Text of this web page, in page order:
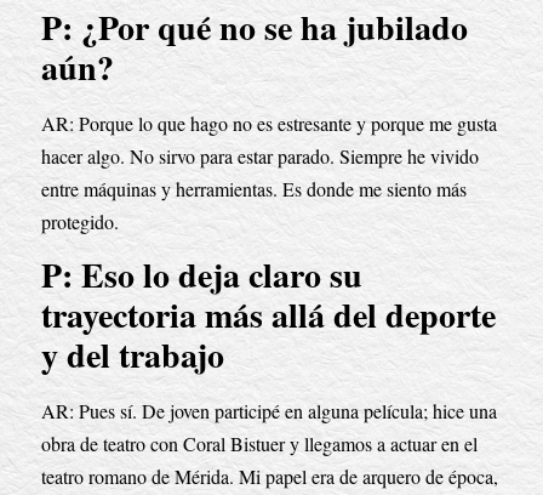
P: ¿Por qué no se ha jubilado
aún?
AR: Porque lo que hago no es estresante y porque me gusta
hacer algo. No sirvo para estar parado. Siempre he vivido
entre máquinas y herramientas. Es donde me siento más
protegido.
P: Eso lo deja claro su
trayectoria más allá del deporte
y del trabajo
AR: Pues sí. De joven participé en alguna película; hice una
obra de teatro con Coral Bistuer y llegamos a actuar en el
teatro romano de Mérida. Mi papel era de arquero de época,